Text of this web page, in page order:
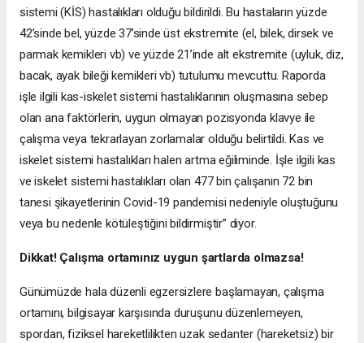
sistemi (KİS) hastalıkları olduğu bildirildi. Bu hastaların yüzde
42’sinde bel, yüzde 37’sinde üst ekstremite (el, bilek, dirsek ve
parmak kemikleri vb) ve yüzde 21’inde alt ekstremite (uyluk, diz,
bacak, ayak bileği kemikleri vb) tutulumu mevcuttu. Raporda
işle ilgili kas-iskelet sistemi hastalıklarının oluşmasına sebep
olan ana faktörlerin, uygun olmayan pozisyonda klavye ile
çalışma veya tekrarlayan zorlamalar olduğu belirtildi. Kas ve
iskelet sistemi hastalıkları halen artma eğiliminde. İşle ilgili kas
ve iskelet sistemi hastalıkları olan 477 bin çalışanın 72 bin
tanesi şikayetlerinin Covid-19 pandemisi nedeniyle oluştuğunu
veya bu nedenle kötüleştiğini bildirmiştir” diyor.
Dikkat! Çalışma ortamınız uygun şartlarda olmazsa!
Günümüzde hala düzenli egzersizlere başlamayan, çalışma
ortamını, bilgisayar karşısında duruşunu düzenlemeyen,
spordan, fiziksel hareketlilikten uzak sedanter (hareketsiz) bir